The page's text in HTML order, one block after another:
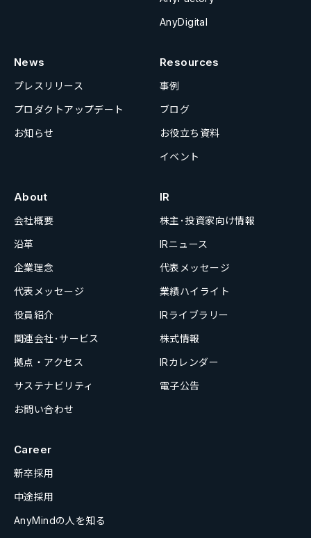
AnyDigital
News
プレスリリース
プロダクトアップデート
お知らせ
Resources
事例
ブログ
お役立ち資料
イベント
About
会社概要
沿革
企業理念
代表メッセージ
役員紹介
関連会社･サービス
拠点・アクセス
サステナビリティ
お問い合わせ
IR
株主･投資家向け情報
IRニュース
代表メッセージ
業績ハイライト
IRライブラリー
株式情報
IRカレンダー
電子公告
Career
新卒採用
中途採用
AnyMindの人を知る